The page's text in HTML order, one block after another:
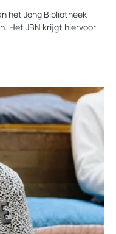
het Jong Bibliotheek
Het JBN krijgt hiervoor